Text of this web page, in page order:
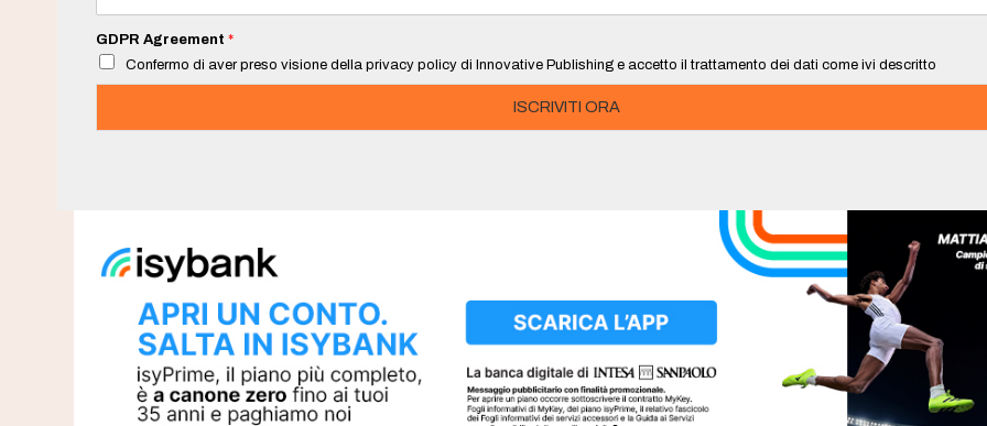
a
i
*
GDPR Agreement *
Confermo di aver preso visione della privacy policy di Innovative Publishing e accetto il trattamento dei dati come ivi descritto
ISCRIVITI ORA